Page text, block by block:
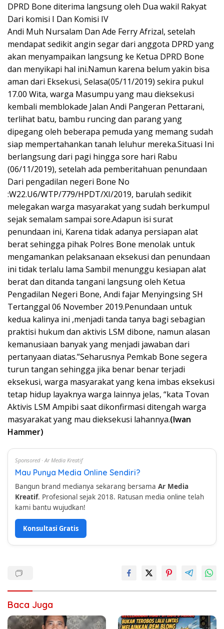
DPRD Bone diterima langsung oleh Dua wakil Rakyat
Dari komisi I Dan Komisi IV
Andi Muh Nursalam Dan Ade Ferry Afrizal, setelah
mendapat sedikit angin segar dari anggota DPRD yang
akan menyampaikan langsung ke Ketua DPRD Bone
dan menyikapi hal ini.Namun karena belum yakin bisa
aman dari Eksekusi, Selasa(05/11/2019) sekira pukul
17.00 Wita, warga Masumpu yang mau dieksekusi
kembali memblokade Jalan Andi Pangeran Pettarani,
terlihat batu, bambu runcing dan parang yang
dipegang oleh beberapa pemuda yang memang sudah
siap mempertahankan tanah leluhur mereka.Situasi Ini
berlangsung dari pagi hingga sore hari Rabu
(06/11/2019), setelah ada pemberitahuan penundaan
Dari pengadilan negeri Bone No
:W22.U6/WTP/779/HPDT/XI/2019, barulah sedikit
melegakan warga masyarakat yang sudah berkumpul
sejak semalam sampai sore.Adapun isi surat
penundaan ini, Karena tidak adanya persiapan alat
berat sehingga pihak Polres Bone menolak untuk
mengamankan pelaksanaan eksekusi dan penundaan
ini tidak terlalu lama Sambil menunggu kesiapan alat
berat dan ditanda tangani langsung oleh Ketua
Pengadilan Negeri Bone, Andi fajar Menyingsing SH
Tertanggal 06 November 2019.Penundaan untuk
kedua kalinya ini ,menjadi tanda tanya bagi sebagian
praktisi hukum dan aktivis LSM dibone, namun alasan
kemanusiaan banyak yang menjadi jawaban dari
pertanyaan diatas.”Seharusnya Pemkab Bone segera
turun tangan sehingga jika benar benar terjadi
eksekusi, warga masyarakat yang kena imbas eksekusi
tetap hidup layaknya warga lainnya jelas, “kata Tovan
Aktivis LSM Ampibi saat dikonfirmasi ditengah warga
masyarakat yang mau dieksekusi lahannya.(Iwan
Hammer)
Sponsored · Ar Media Kreatif
Mau Punya Media Online Sendiri?
Bangun brand medianya sekarang bersama Ar Media
Kreatif. Profesional sejak 2018. Ratusan media online telah
kami bantu wujudkan!
Konsultasi Gratis
Baca Juga